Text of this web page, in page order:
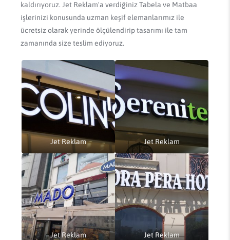
kaldırıyoruz. Jet Reklam'a verdiğiniz Tabela ve Matbaa
işlerinizi konusunda uzman keşif elemanlarımız ile
ücretsiz olarak yerinde ölçülendirip tasarımı ile tam
zamanında size teslim ediyoruz.
Jet Reklam Jet Reklam
Jet Reklam Jet Reklam